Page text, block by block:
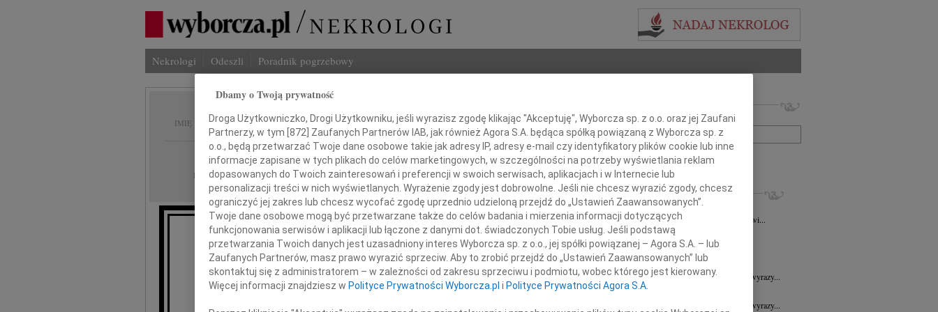
Nekrologi Odeszli Poradnik pogrzebowy
IMIĘ I NAZWISKO: Krystyna Sułowska Jacyszyn
REGION: Wrocław
DATA EMISJI: 26.08.2024
Ze smutkiem przyjęliśmy wiadomość o śmierci
Imię i nazwisko lub numer ogłoszenia:
+ szukanie zaawansowane
INNE NEKROLOGI
Lucyna Wróbel06.08.2026 Wrocław
Naszemu Przyjacielowi Michałowi Łuczakowi...
06.08.2026Wrocław
Annie Ciskowskiej wyrazy najgłębszego...
31.07.2026Wrocław
Panu Sędziemu Januszowi Kaspryszynowi wyrazy...
31.07.2026Wrocław
Panu Sędziemu Januszowi Kaspryszynowi wyrazy...
Dbamy o Twoją prywatność
Droga Użytkowniczko, Drogi Użytkowniku, jeśli wyrazisz zgodę klikając "Akceptuję", Wyborcza sp. z o.o. oraz jej Zaufani
Partnerzy, w tym [ 872 ] Zaufanych Partnerów IAB, jak również Agora S.A. będąca spółką powiązaną z Wyborcza sp. z
o.o., będą przetwarzać Twoje dane osobowe takie jak adresy IP, adresy e-mail czy identyfikatory plików cookie lub inne
informacje zapisane w tych plikach do celów marketingowych, w szczególności na potrzeby wyświetlania reklam
dopasowanych do Twoich zainteresowań i preferencji w swoich serwisach, aplikacjach i w Internecie lub
personalizacji treści w nich wyświetlanych. Wyrażenie zgody jest dobrowolne. Jeśli nie chcesz wyrazić zgody, chcesz
ograniczyć jej zakres lub chcesz wycofać zgodę uprzednio udzieloną przejdź do „Ustawień Zaawansowanych”.
Twoje dane osobowe mogą być przetwarzane także do celów badania i mierzenia informacji dotyczących
funkcjonowania serwisów i aplikacji lub łączone z danymi dot. świadczonych Tobie usług. Jeśli podstawą
przetwarzania Twoich danych jest uzasadniony interes Wyborcza sp. z o.o., jej spółki powiązanej – Agora S.A. – lub
Zaufanych Partnerów, masz prawo wyrazić sprzeciw. Aby to zrobić przejdź do „Ustawień Zaawansowanych” lub
skontaktuj się z administratorem – w zależności od zakresu sprzeciwu i podmiotu, wobec którego jest kierowany.
Więcej informacji znajdziesz w Polityce Prywatności Wyborcza.pl i Polityce Prywatności Agora S.A.